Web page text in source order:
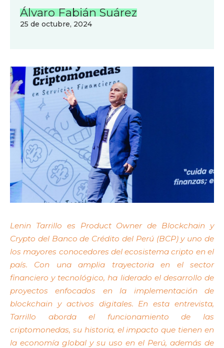
Álvaro Fabián Suárez
25 de octubre, 2024
Lenin Tarrillo es Product Owner de Blockchain y
Crypto del Banco de Crédito del Perú (BCP) y uno de
los mayores conocedores del ecosistema cripto en el
país. Con una amplia trayectoria en el sector
financiero y tecnológico, ha liderado el desarrollo de
proyectos enfocados en la implementación de
blockchain y activos digitales. En esta entrevista,
Tarrillo aborda el funcionamiento de las
criptomonedas, su historia, el impacto que tienen en
la economía global y su uso en el Perú, además de